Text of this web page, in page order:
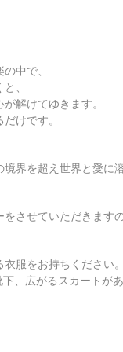
中で、
、
解けてゆきます。
けです。
界を超え世界と愛に
させていただきます
服をお持ちください。
、広がるスカートがあ